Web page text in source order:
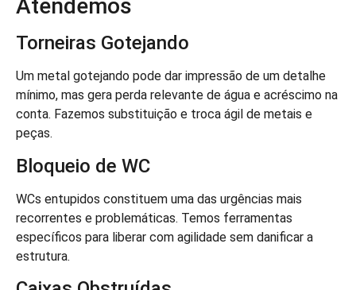
Atendemos
Torneiras Gotejando
Um metal gotejando pode dar impressão de um detalhe
mínimo, mas gera perda relevante de água e acréscimo na
conta. Fazemos substituição e troca ágil de metais e
peças.
Bloqueio de WC
WCs entupidos constituem uma das urgências mais
recorrentes e problemáticas. Temos ferramentas
específicos para liberar com agilidade sem danificar a
estrutura.